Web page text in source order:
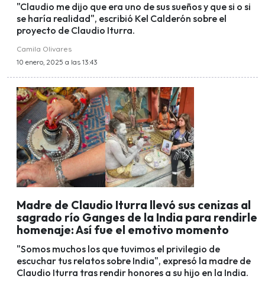
"Claudio me dijo que era uno de sus sueños y que si o si
se haría realidad", escribió Kel Calderón sobre el
proyecto de Claudio Iturra.
Camila Olivares
10 enero, 2025 a las 13:43
Madre de Claudio Iturra llevó sus cenizas al
sagrado río Ganges de la India para rendirle
homenaje: Así fue el emotivo momento
"Somos muchos los que tuvimos el privilegio de
escuchar tus relatos sobre India", expresó la madre de
Claudio Iturra tras rendir honores a su hijo en la India.